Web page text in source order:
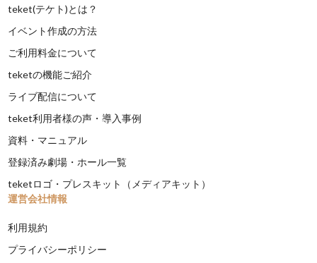
teket(テケト)とは？
イベント作成の方法
ご利用料金について
teketの機能ご紹介
ライブ配信について
teket利用者様の声・導入事例
資料・マニュアル
登録済み劇場・ホール一覧
teketロゴ・プレスキット（メディアキット）
運営会社情報
利用規約
プライバシーポリシー